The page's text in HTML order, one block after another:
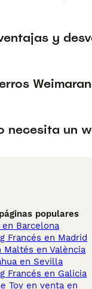
y
necesita un
populares
en Barcelona
Francés en Madrid
Maltés en València
en Sevilla
Francés en Galicia
Toy en venta en